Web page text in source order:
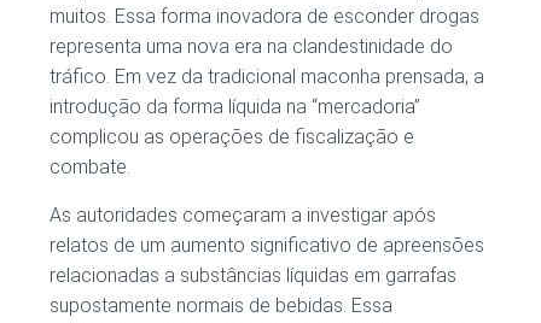
muitos. Essa forma inovadora de esconder drogas
representa uma nova era na clandestinidade do
tráfico. Em vez da tradicional maconha prensada, a
introdução da forma líquida na “mercadoria”
complicou as operações de fiscalização e
combate.
As autoridades começaram a investigar após
relatos de um aumento significativo de apreensões
relacionadas a substâncias líquidas em garrafas
supostamente normais de bebidas. Essa